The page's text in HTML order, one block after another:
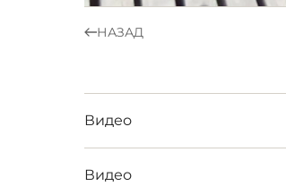
НАЗАД
Видео
Видео